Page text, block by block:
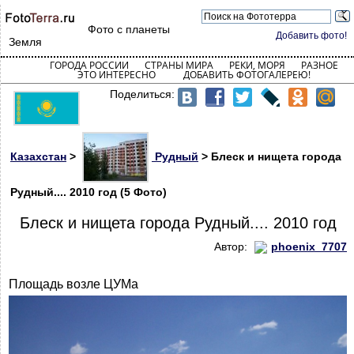
Добавить фото!
Фото с планеты
Земля
ГОРОДА РОССИИ СТРАНЫ МИРА РЕКИ, МОРЯ РАЗНОЕ
ЭТО ИНТЕРЕСНО ДОБАВИТЬ ФОТОГАЛЕРЕЮ!
Поделиться:
Казахстан > Рудный > Блеск и нищета города
Рудный.... 2010 год (5 Фото)
Блеск и нищета города Рудный.... 2010 год
Автор: phoenix_7707
Площадь возле ЦУМа